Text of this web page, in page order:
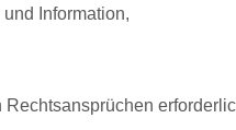
Information,